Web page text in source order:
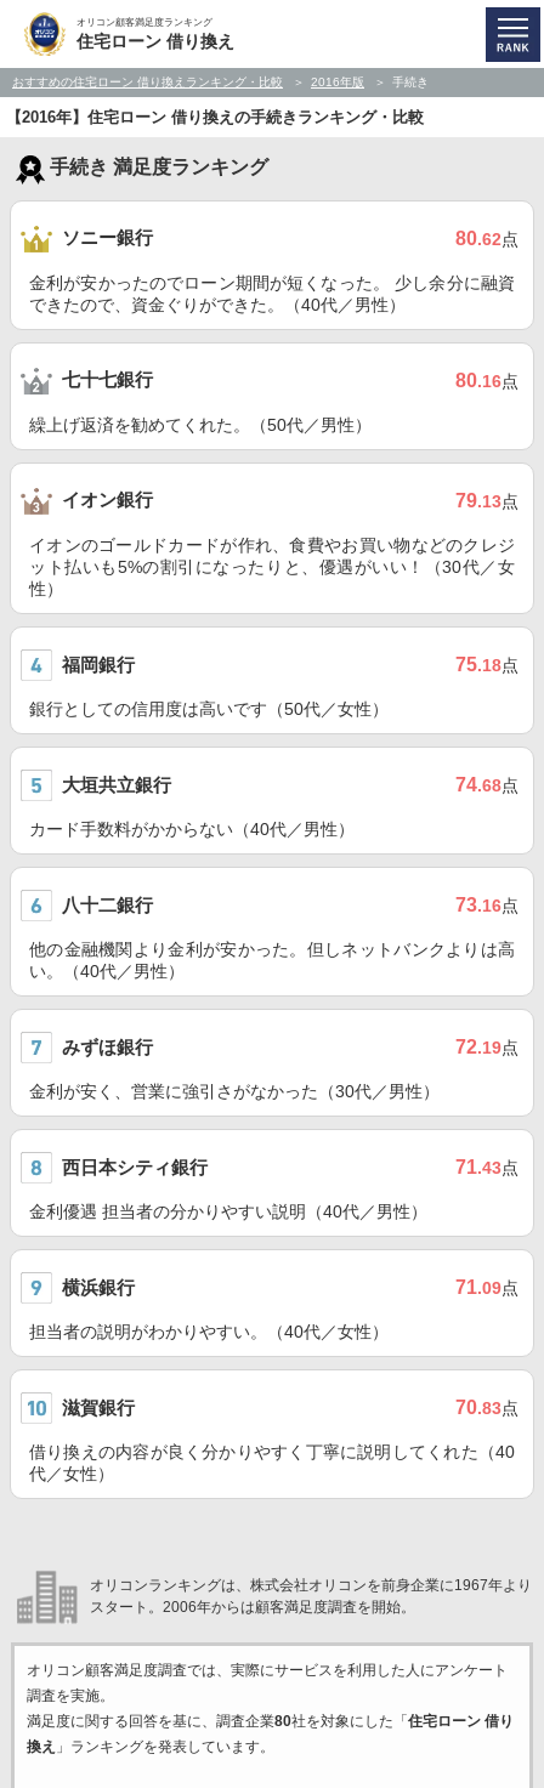
オリコン顧客満足度ランキング
住宅ローン 借り換え
おすすめの住宅ローン 借り換えランキング・比較 2016年版 手続き
【2016年】住宅ローン 借り換えの手続きランキング・比較
手続き 満足度ランキング
ソニー銀行 80.62点
金利が安かったのでローン期間が短くなった。 少し余分に融資
できたので、資金ぐりができた。（40代／男性）
七十七銀行 80.16点
繰上げ返済を勧めてくれた。（50代／男性）
イオン銀行 79.13点
イオンのゴールドカードが作れ、食費やお買い物などのクレジ
ット払いも5%の割引になったりと、優遇がいい！（30代／女
性）
福岡銀行 75.18点
銀行としての信用度は高いです（50代／女性）
大垣共立銀行 74.68点
カード手数料がかからない（40代／男性）
八十二銀行 73.16点
他の金融機関より金利が安かった。但しネットバンクよりは高
い。（40代／男性）
みずほ銀行 72.19点
金利が安く、営業に強引さがなかった（30代／男性）
西日本シティ銀行 71.43点
金利優遇 担当者の分かりやすい説明（40代／男性）
横浜銀行 71.09点
担当者の説明がわかりやすい。（40代／女性）
滋賀銀行 70.83点
借り換えの内容が良く分かりやすく丁寧に説明してくれた（40
代／女性）
オリコンランキングは、株式会社オリコンを前身企業に1967年より
スタート。2006年からは顧客満足度調査を開始。
オリコン顧客満足度調査では、実際にサービスを利用した 人にアンケート
調査を実施。
満足度に関する回答を基に、調査企業80社を対象にした「 住宅ローン 借り
換え 」ランキングを発表しています。